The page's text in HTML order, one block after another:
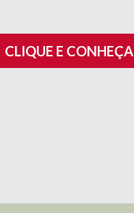
CLIQUE E CONHEÇA